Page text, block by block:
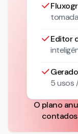
Editor
5 usos
O plano